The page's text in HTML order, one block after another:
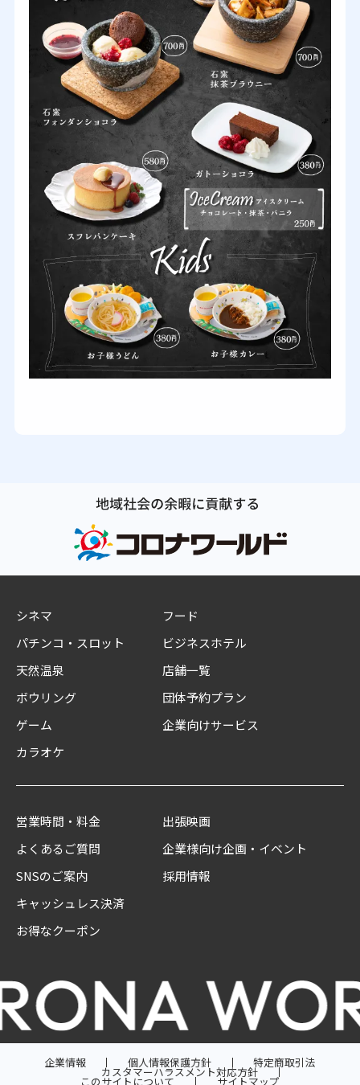
シネマ
パチンコ・スロット
天然温泉
ボウリング
ゲーム
カラオケ
フード
ビジネスホテル
店舗一覧
団体予約プラン
企業向けサービス
営業時間・料金
よくあるご質問
SNSのご案内
キャッシュレス決済
お得なクーポン
出張映画
企業様向け企画・イベント
採用情報
企業情報 個人情報保護方針 特定商取引法
カスタマーハラスメント対応方針
このサイトについて サイトマップ